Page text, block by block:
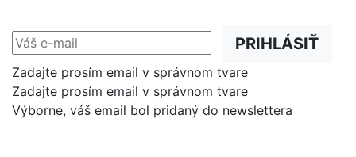
PRIHLÁSIŤ
Zadajte prosím email v správnom tvare
Zadajte prosím email v správnom tvare
Výborne, váš email bol pridaný do newslettera